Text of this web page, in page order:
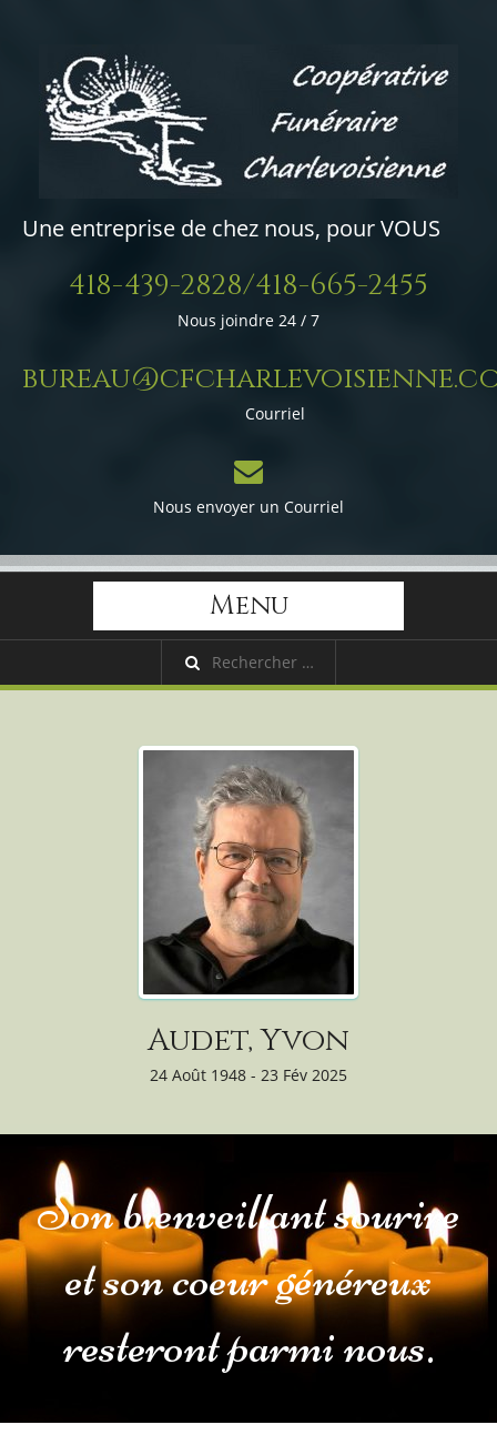
Une entreprise de chez nous, pour VOUS
418-439-2828/418-665-2455
Nous joindre 24 / 7
Courriel
Nous envoyer un Courriel
Menu
Audet, Yvon
24 Août 1948 - 23 Fév 2025
Son bienveillant sourire
et son coeur généreux
resteront parmi nous.